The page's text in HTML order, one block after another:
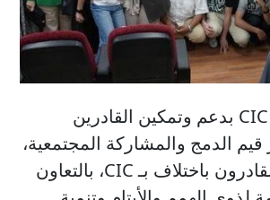
في إطار التزام CIC بدعم وتمكين القادرين
قيم الدمج والمشاركة المجتمعية،
تتشرف وحدة القادرون باختلاف بـ CIC، بالتعاون